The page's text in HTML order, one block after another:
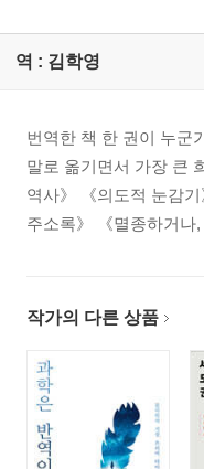
2 과학과 종교의 문제
4 초자연현상과 과학적 방법
5 여러 개의 세상, 다중우주론
6 종교, 어떻게 바라볼 것인가
· 참고문헌
역 : 김학영
번역한 책 한 권이 누군
말로 옮기면서 가장 큰
역사》 《의도적 눈감
주소록》 《멸종하거나
작가의 다른 상품